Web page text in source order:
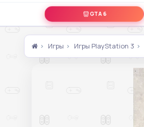
GTA 6
Игры Игры PlayStation 3